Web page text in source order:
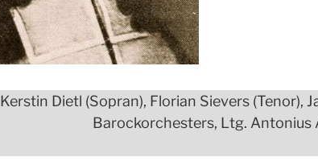
Kerstin Dietl (Sopran), Florian Sievers (Tenor),
Barockorchesters, Ltg. Antonius